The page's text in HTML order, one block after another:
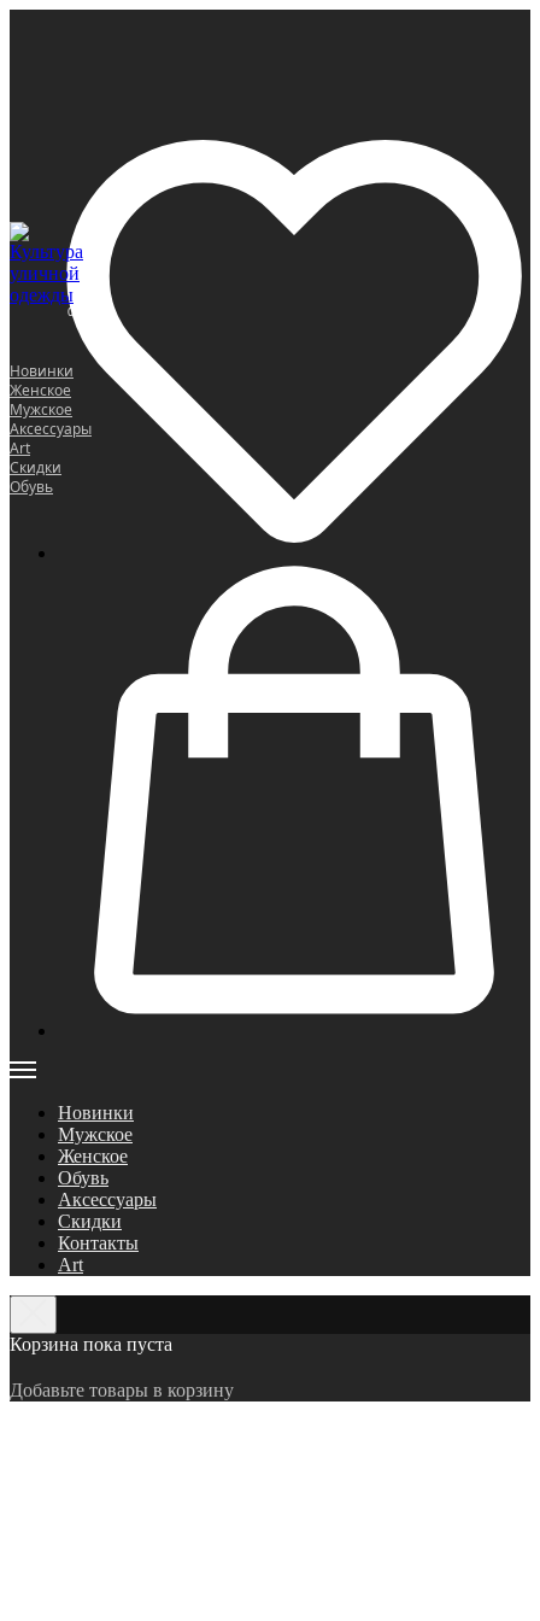
0
Новинки
Женское
Мужское
Аксессуары
Art
Скидки
Обувь
Новинки
Мужское
Женское
Обувь
Аксессуары
Скидки
Контакты
Art
Корзина пока пуста
Добавьте товары в корзину